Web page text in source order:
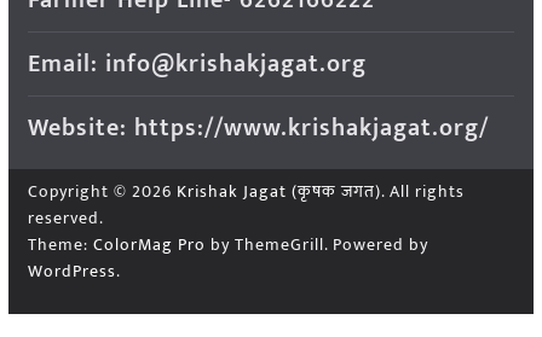
Email: info@krishakjagat.org
Website: https://www.krishakjagat.org/
Copyright © 2026 Krishak Jagat (कृषक जगत). All rights
reserved.
Theme: ColorMag Pro by ThemeGrill. Powered by
WordPress.